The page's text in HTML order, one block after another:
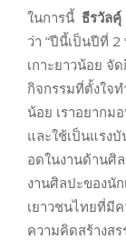
ในการนี้ ธีรวัลคุ์
ว่า “ปีนี้เป็นปีที่
เกาะยาวน้อย จั
กิจกรรมที่ตั้งใจ
น้อย เราอยากม
และใช้เป็นแรง
อดในงานด้านศิ
งานศิลปะของนั
เยาวชนไทยที่มี
ความคิดสร้างส